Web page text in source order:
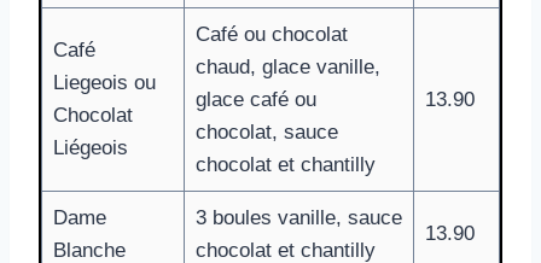
Café
Liegeois ou
Chocolat
Liégeois
Café ou chocolat
chaud, glace vanille,
glace café ou
chocolat, sauce
chocolat et chantilly
13.90
Dame
Blanche
3 boules vanille, sauce
chocolat et chantilly
13.90